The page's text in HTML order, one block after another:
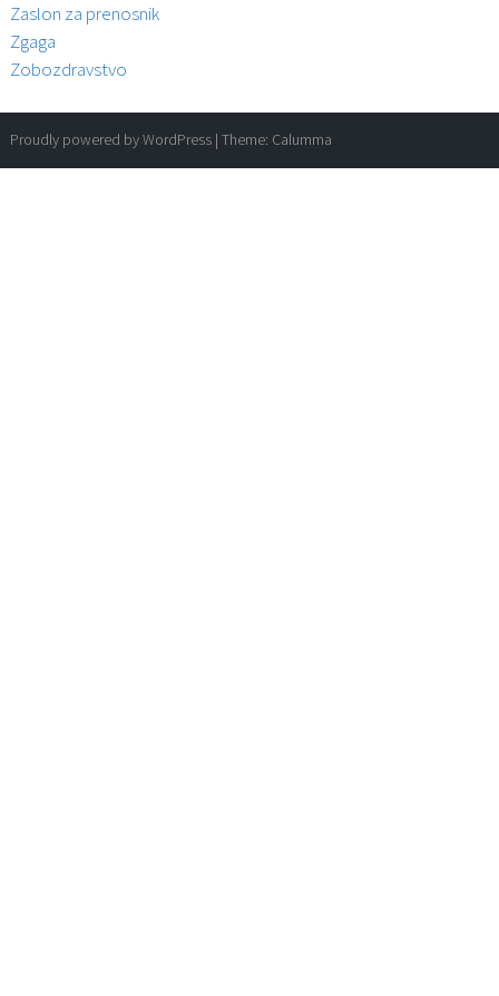
Zaslon za prenosnik
Zgaga
Zobozdravstvo
Proudly powered by WordPress | Theme: Calumma